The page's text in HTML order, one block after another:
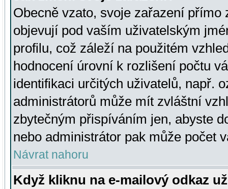
Obecně vzato, svoje zařazení přímo
objevují pod vaším uživatelským
profilu, což záleží na použitém
hodnocení úrovní k rozlišení počtu
identifikaci určitých uživatelů, např.
administrátorů může mít zvláštní
zbytečným přispíváním jen, abyste
nebo administrátor pak může počet
Návrat nahoru
Když kliknu na e-mailový odkaz